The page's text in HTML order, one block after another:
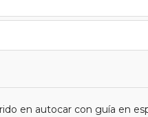
en autocar con guía en